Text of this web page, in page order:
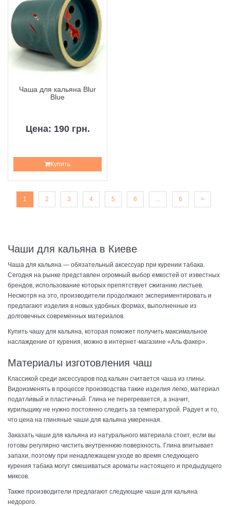
Чаша для кальяна Blur
Blue
Цена: 190 грн.
Купить
1 2 3 4 5 6 ... 6 >
Чаши для кальяна в Киеве
Чаша для кальяна — обязательный аксессуар при курении табака.
Сегодня на рынке представлен огромный выбор емкостей от известных
брендов, использование которых препятствует сжиганию листьев.
Несмотря на это, производители продолжают экспериментировать и
предлагают изделия в новых удобных формах, выполненные из
долговечных современных материалов.
Купить чашу для кальяна, которая поможет получить максимальное
наслаждение от курения, можно в интернет-магазине «Аль факер».
Материалы изготовления чаш
Классикой среди аксессуаров под кальян считается чаша из глины.
Видоизменять в процессе производства такие изделия легко, материал
податливый и пластичный. Глина не перегревается, а значит,
курильщику не нужно постоянно следить за температурой. Радует и то,
что цена на глиняные чаши для кальяна умеренная.
Заказать чаши для кальяна из натурального материала стоит, если вы
готовы регулярно чистить внутреннюю поверхность. Глина впитывает
запахи, поэтому при ненадлежащем уходе во время следующего
курения табака могут смешиваться ароматы настоящего и предыдущего
миксов.
Также производители предлагают следующие чаши для кальяна
недорого.